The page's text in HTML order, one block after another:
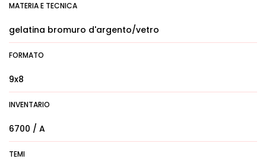
MATERIA E TECNICA
gelatina bromuro d'argento/vetro
FORMATO
9x8
INVENTARIO
6700 / A
TEMI